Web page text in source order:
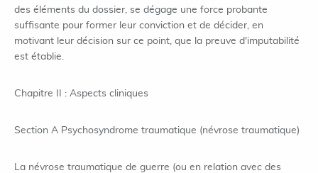
des éléments du dossier, se dégage une force probante
suffisante pour former leur conviction et de décider, en
motivant leur décision sur ce point, que la preuve d'imputabilité
est établie.
Chapitre II : Aspects cliniques
Section A Psychosyndrome traumatique (névrose traumatique)
La névrose traumatique de guerre (ou en relation avec des